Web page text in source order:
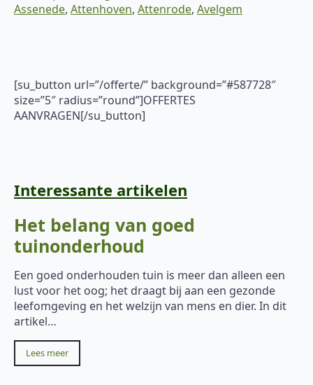
Assenede, Attenhoven, Attenrode, Avelgem
[su_button url=”/offerte/” background=”#587728″
size=”5″ radius=”round”]OFFERTES
AANVRAGEN[/su_button]
Interessante artikelen
Het belang van goed
tuinonderhoud
Een goed onderhouden tuin is meer dan alleen een
lust voor het oog; het draagt bij aan een gezonde
leefomgeving en het welzijn van mens en dier. In dit
artikel…
Lees meer